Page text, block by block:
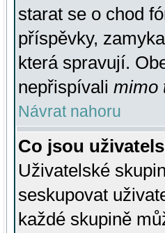
starat se o chod
příspěvky,
která spravují.
nepřispívali mimo
Návrat nahoru
Co jsou
Uživatelské
seskupovat
každé skupině